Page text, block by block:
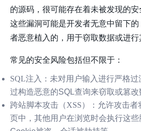
的源码，很可能存在着未被发现的安
这些漏洞可能是开发者无意中留下
者恶意植入的，用于窃取数据或进行
常见的安全风险包括但不限于：
SQL注入 ：未对用户输入进行严格
过构造恶意的SQL查询来窃取或篡改
跨站脚本攻击（XSS）
：允许攻击
页中，其他用户在浏览时会执行这